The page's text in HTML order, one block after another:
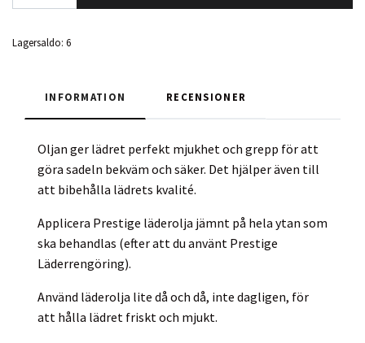
Lagersaldo: 6
INFORMATION RECENSIONER
Oljan ger lädret perfekt mjukhet och grepp för att
göra sadeln bekväm och säker. Det hjälper även till
att bibehålla lädrets kvalité.
Applicera Prestige läderolja jämnt på hela ytan som
ska behandlas (efter att du använt Prestige
Läderrengöring).
Använd läderolja lite då och då, inte dagligen, för
att hålla lädret friskt och mjukt.